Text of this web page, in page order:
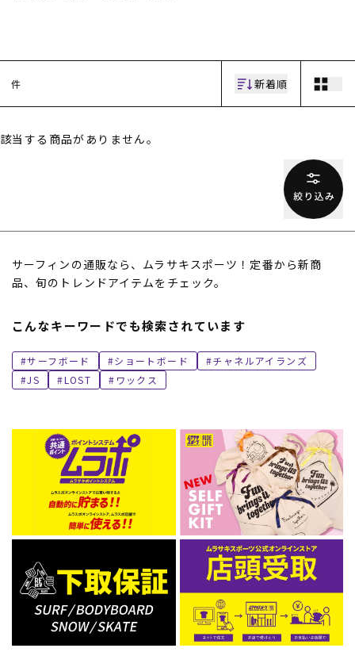
件 新着順
該当する商品がありません。
サーフィンの通販なら、ムラサキスポーツ！定番から新商
品、旬のトレンドアイテムをチェック。
こんなキーワードでも検索されています
サーフボード ショートボード
チャネルアイランズ
JS
LOST ワックス